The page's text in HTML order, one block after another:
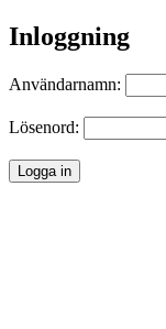
Inloggning
Användarnamn:
Lösenord: